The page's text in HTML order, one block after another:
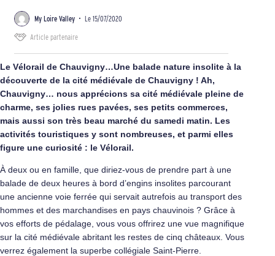
My Loire Valley • Le 15/07/2020
Article partenaire
Le Vélorail de Chauvigny…Une balade nature insolite à la
découverte de la cité médiévale de Chauvigny ! Ah,
Chauvigny… nous apprécions sa cité médiévale pleine de
charme, ses jolies rues pavées, ses petits commerces,
mais aussi son très beau marché du samedi matin. Les
activités touristiques y sont nombreuses, et parmi elles
figure une curiosité : le Vélorail.
À deux ou en famille, que diriez-vous de prendre part à une
balade de deux heures à bord d’engins insolites parcourant
une ancienne voie ferrée qui servait autrefois au transport des
hommes et des marchandises en pays chauvinois ? Grâce à
vos efforts de pédalage, vous vous offrirez une vue magnifique
sur la cité médiévale abritant les restes de cinq châteaux. Vous
verrez également la superbe collégiale Saint-Pierre.